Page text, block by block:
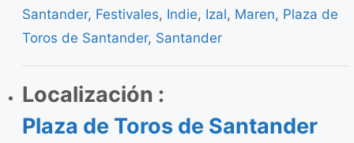
Santander, Festivales, Indie, Izal, Maren, Plaza de
Toros de Santander, Santander
Localización :
Plaza de Toros de Santander